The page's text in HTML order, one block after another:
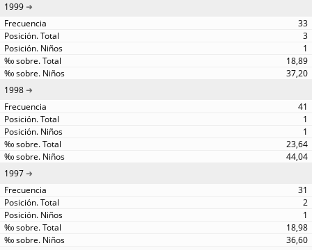
1999
33
3
1
18,89
37,20
1998
41
1
1
23,64
44,04
1997
31
2
1
18,98
36,60